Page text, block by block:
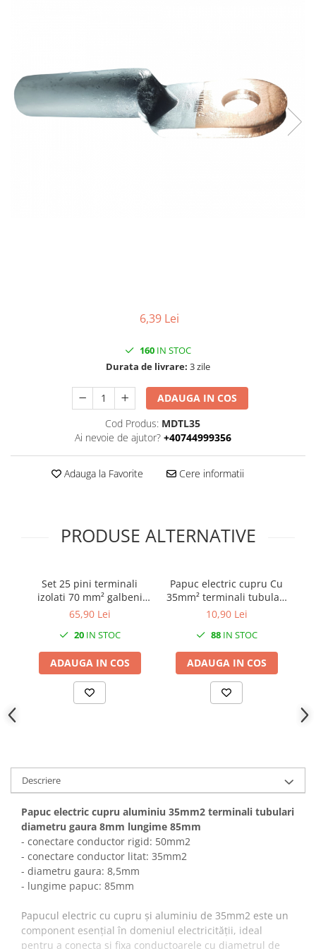
6,39 Lei
160 IN STOC
Durata de livrare: 3 zile
ADAUGA IN COS
Cod Produs: MDTL35
Ai nevoie de ajutor? +40744999356
Adauga la Favorite Cere informatii
PRODUSE ALTERNATIVE
Set 25 pini terminali
izolati 70 mm² galbeni
ferule cupru 37.5mm
65,90 Lei
20IN STOC
ADAUGA IN COS
Papuc electric cupru Cu
35mm² terminali tubulari
diametru gaura 10mm
10,90 Lei
88IN STOC
ADAUGA IN COS
Descriere
Papuc electric cupru aluminiu 35mm2 terminali tubulari
diametru gaura 8mm lungime 85mm
- conectare conductor rigid: 50mm2
- conectare conductor litat: 35mm2
- diametru gaura: 8,5mm
- lungime papuc: 85mm
Papucul electric cu cupru și aluminiu de 35mm2 este un
component esențial în domeniul electricității, ideal
pentru a conecta și fixa conductoarele cu diametrul de